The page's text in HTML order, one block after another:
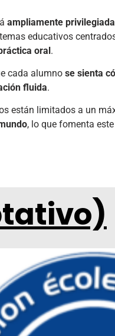
ampliamente privilegiada
educativos
oral.
cada alumno se sienta
fluida.
están limitados a un
, lo que fomenta